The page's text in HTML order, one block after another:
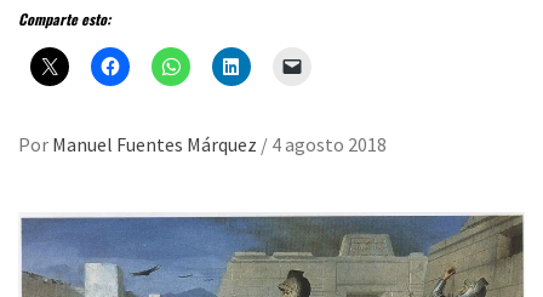
Comparte esto:
Por Manuel Fuentes Márquez / 4 agosto 2018